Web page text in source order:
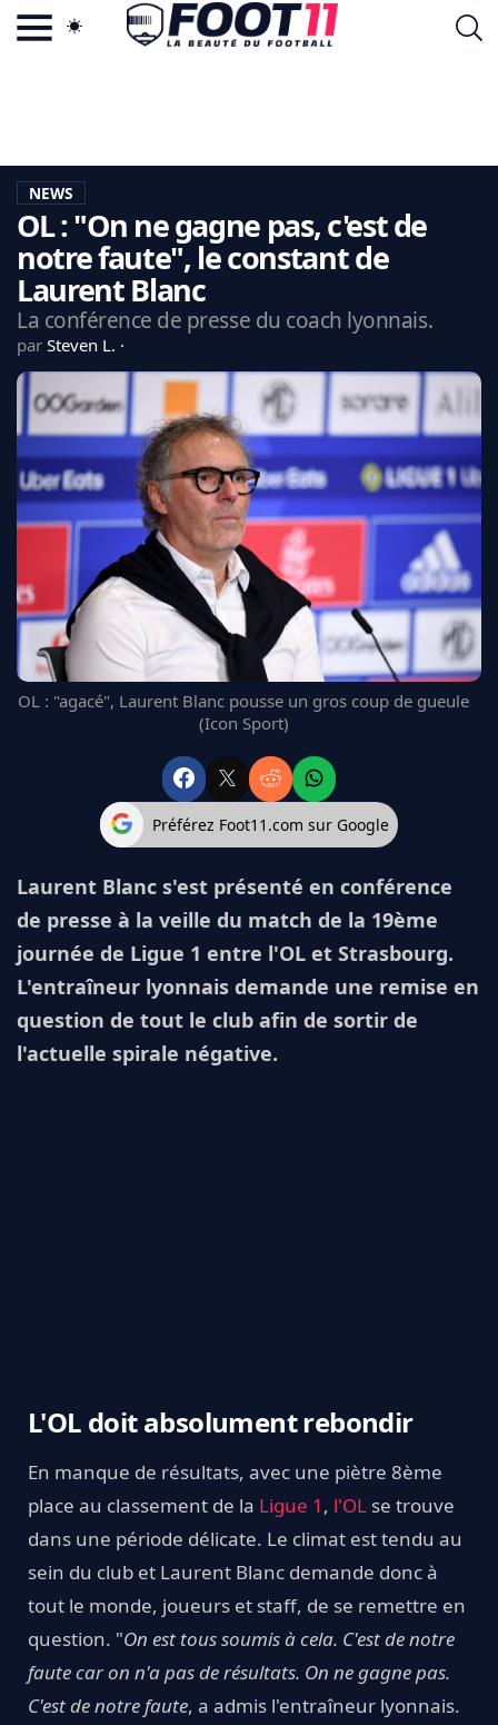
LA CHARTE
VIE PRIVÉE
CGU
CONTACTEZ-NOUS
CDM 2026
EDF
PSG
LIGUE 1
REAL MADRID
FC BARCELONE
MANCHESTER UNITED
ARSENAL
BAYERN
L'AVIS DE LA RÉDAC'
NEWS
OL : "On ne gagne pas, c'est de
notre faute", le constant de
Laurent Blanc
La conférence de presse du coach lyonnais.
par Steven L.
OL : "agacé", Laurent Blanc pousse un gros coup de gueule
(Icon Sport)
Préférez Foot11.com sur Google
Laurent Blanc s'est présenté en conférence
de presse à la veille du match de la 19ème
journée de Ligue 1 entre l'OL et Strasbourg.
L'entraîneur lyonnais demande une remise en
question de tout le club afin de sortir de
l'actuelle spirale négative.
L'OL doit absolument rebondir
En manque de résultats, avec une piètre 8ème
place au classement de la Ligue 1 , l'OL se trouve
dans une période délicate. Le climat est tendu au
sein du club et Laurent Blanc demande donc à
tout le monde, joueurs et staff, de se remettre en
question. "On est tous soumis à cela. C'est de notre
faute car on n'a pas de résultats. On ne gagne pas.
C'est de notre faute, a admis l'entraîneur lyonnais.